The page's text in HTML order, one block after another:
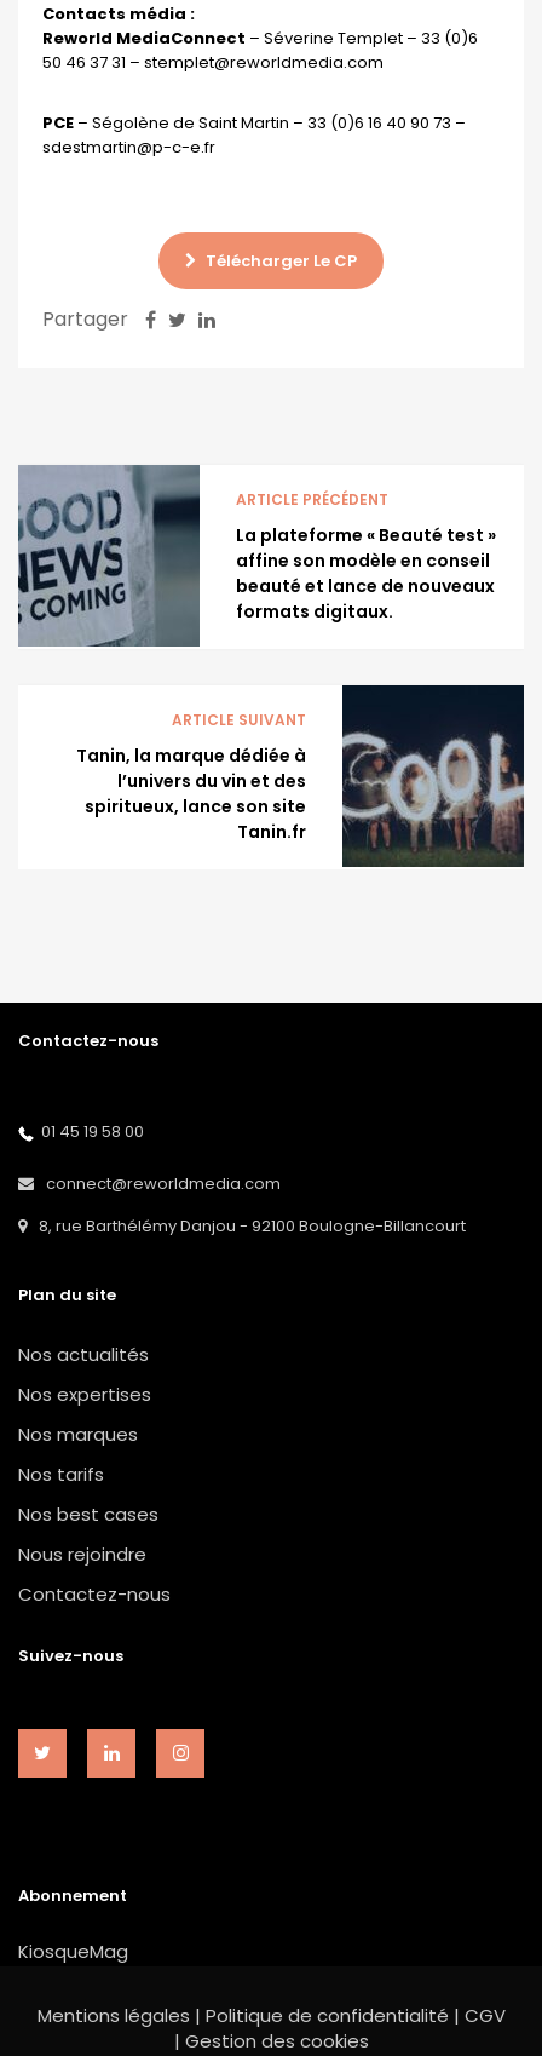
Contacts média :
Reworld MediaConnect – Séverine Templet – 33 (0)6
50 46 37 31 – stemplet@reworldmedia.com
PCE – Ségolène de Saint Martin – 33 (0)6 16 40 90 73 –
sdestmartin@p-c-e.fr
Télécharger Le CP
Partager
ARTICLE PRÉCÉDENT
La plateforme « Beauté test »
affine son modèle en conseil
beauté et lance de nouveaux
formats digitaux.
ARTICLE SUIVANT
Tanin, la marque dédiée à
l’univers du vin et des
spiritueux, lance son site
Tanin.fr
Contactez-nous
01 45 19 58 00
connect@reworldmedia.com
8, rue Barthélémy Danjou - 92100 Boulogne-Billancourt
Plan du site
Nos actualités
Nos expertises
Nos marques
Nos tarifs
Nos best cases
Nous rejoindre
Contactez-nous
Suivez-nous
Abonnement
KiosqueMag
Mentions légales | Politique de confidentialité | CGV
| Gestion des cookies